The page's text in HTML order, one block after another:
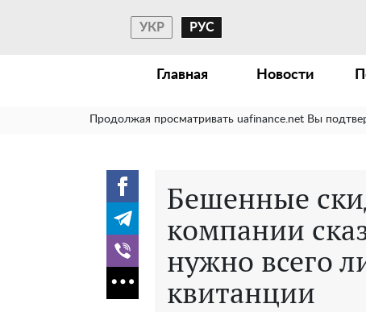
УКР РУС
Главная Новости
Продолжая просматривать uafinance.net Вы
Бешенные
компании
нужно всего
квитанции